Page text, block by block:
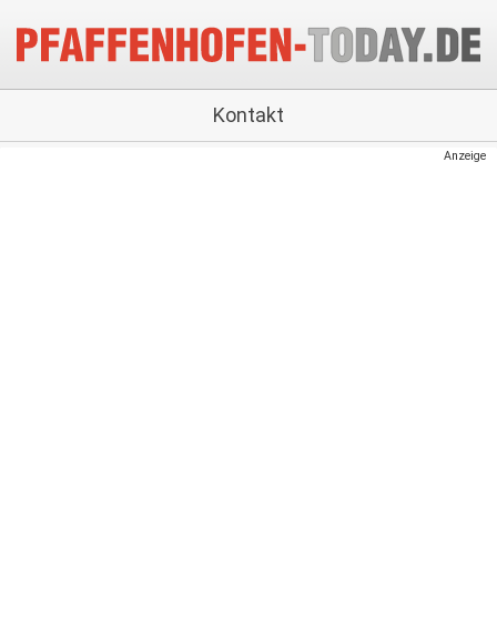
Kontakt
Anzeige